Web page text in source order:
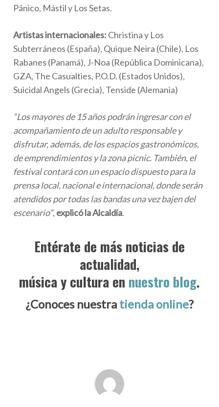
Pánico, Mástil y Los Setas.
Artistas internacionales: Christina y Los
Subterráneos (España), Quique Neira (Chile), Los
Rabanes (Panamá), J-Noa (República Dominicana),
GZA, The Casualties, P.O.D. (Estados Unidos),
Suicidal Angels (Grecia), Tenside (Alemania)
“Los mayores de 15 años podrán ingresar con el
acompañamiento de un adulto responsable y
disfrutar, además, de los espacios gastronómicos,
de emprendimientos y la zona picnic. También, el
festival contará con un espacio dispuesto para la
prensa local, nacional e internacional, donde serán
atendidos por todas las bandas una vez bajen del
escenario”, explicó la Alcaldía.
Entérate de más noticias de
actualidad,
música y cultura en nuestro blog.
¿Conoces nuestra tienda online?